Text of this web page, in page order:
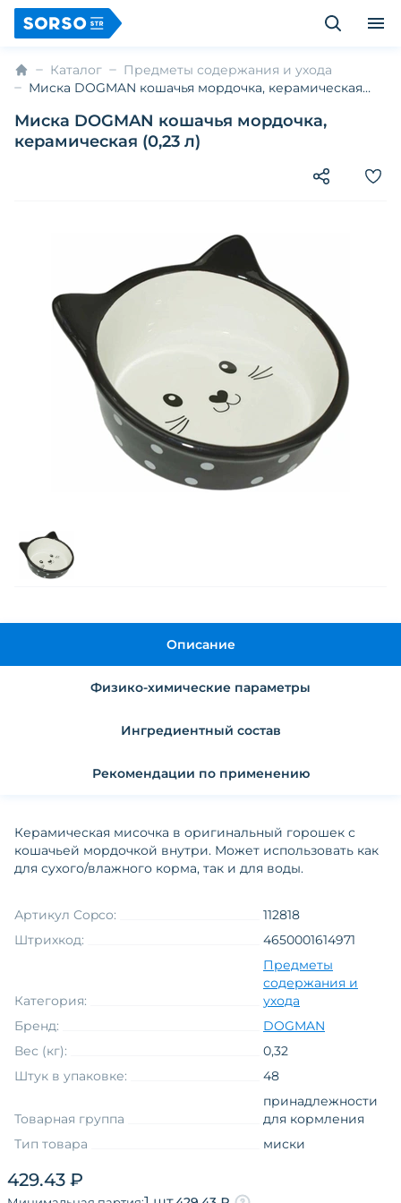
Каталог
Предметы содержания и ухода
Миска DOGMAN кошачья мордочка, керамическая
Миска DOGMAN кошачья мордочка,
керамическая (0,23 л)
429.43 ₽
Описание
Физико-химические параметры
Ингредиентный состав
Рекомендации по применению
Керамическая мисочка в оригинальный горошек с
кошачьей мордочкой внутри. Может использовать как
для сухого/влажного корма, так и для воды.
Артикул Copco:
112818
Штрихкод:
4650001614971
Категория:
Предметы
содержания и
ухода
Бренд:
DOGMAN
Вес (кг):
0,32
Штук в упаковке:
48
Товарная группа
принадлежности
для кормления
Тип товара
миски
Материал